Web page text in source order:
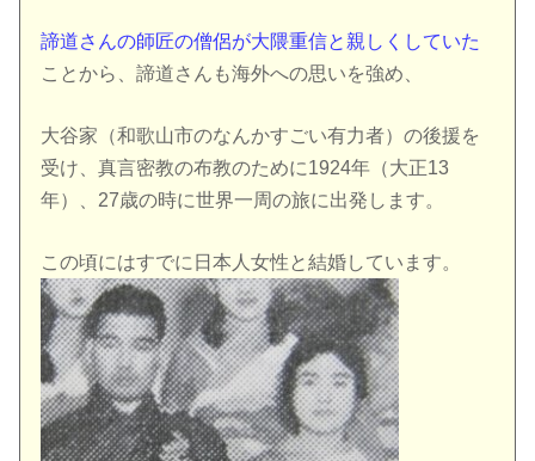
諦道さんの師匠の僧侶が大隈重信と親しくしていた
ことから、諦道さんも海外への思いを強め、
大谷家（和歌山市のなんかすごい有力者）の後援を
受け、真言密教の布教のために1924年（大正13
年）、27歳の時に世界一周の旅に出発します。
この頃にはすでに日本人女性と結婚しています。